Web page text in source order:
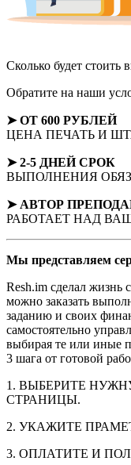
Сколько будет
Обратите на наши
➤ ОТ 600 РУБЛЕЙ
ЦЕНА ПЕЧАТЬ И
➤ 2-5 ДНЕЙ СРОК
ВЫПОЛНЕНИЯ
➤ АВТОР
РАБОТАЕТ НАД
Мы представляем
Resh.im сделал жизнь
можно заказать
заданию и своих
самостоятельно
выбирая те или иные
3 шага от готовой
1. ВЫБЕРИТЕ
СТРАНИЦЫ.
2. УКАЖИТЕ
3. ОПЛАТИТЕ И